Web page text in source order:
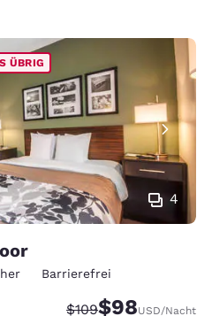
4
ÜBRIG
Barrierefrei
Durchgestrichener
$109Vergünstigter
$98USD/Nacht